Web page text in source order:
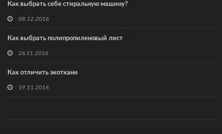
Как выбрать себе стиральную машину?
08.12.2016
Как выбрать полипропиленовый лист
26.11.2016
Как отличить экоткани
19.11.2016